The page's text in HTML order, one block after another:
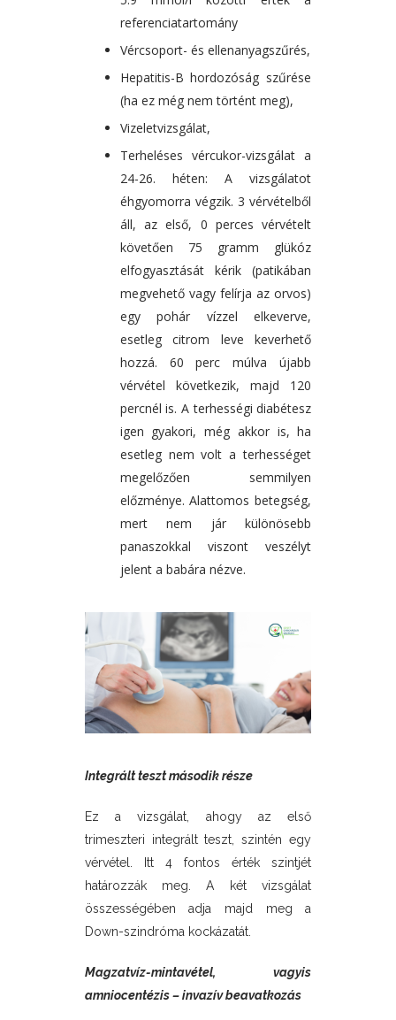
referenciatartomány
Vércsoport- és ellenanyagszűrés,
Hepatitis-B hordozóság szűrése
(ha ez még nem történt meg),
Vizeletvizsgálat,
Terheléses vércukor-vizsgálat a
24-26. héten: A vizsgálatot
éhgyomorra végzik. 3 vérvételből
áll, az első, 0 perces vérvételt
követően 75 gramm glükóz
elfogyasztását kérik (patikában
megvehető vagy felírja az orvos)
egy pohár vízzel elkeverve,
esetleg citrom leve keverhető
hozzá. 60 perc múlva újabb
vérvétel következik, majd 120
percnél is. A terhességi diabétesz
igen gyakori, még akkor is, ha
esetleg nem volt a terhességet
megelőzően semmilyen
előzménye. Alattomos betegség,
mert nem jár különösebb
panaszokkal viszont veszélyt
jelent a babára nézve.
Integrált teszt második része
Ez a vizsgálat, ahogy az első
trimeszteri integrált teszt, szintén egy
vérvétel. Itt 4 fontos érték szintjét
határozzák meg. A két vizsgálat
összességében adja majd meg a
Down-szindróma kockázatát.
Magzatvíz-mintavétel, vagyis
amniocentézis – invazív beavatkozás